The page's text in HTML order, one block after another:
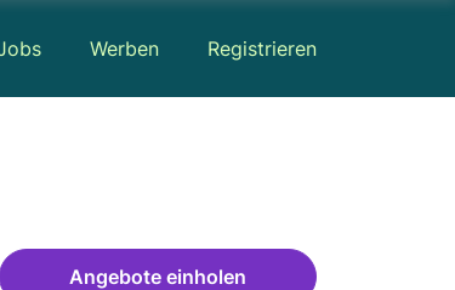
Werben Registrieren
Angebote einholen